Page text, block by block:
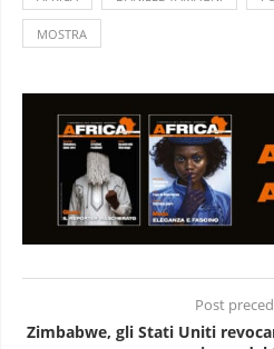
MOSTRA
Post
Zimbabwe, gli Stati Uniti